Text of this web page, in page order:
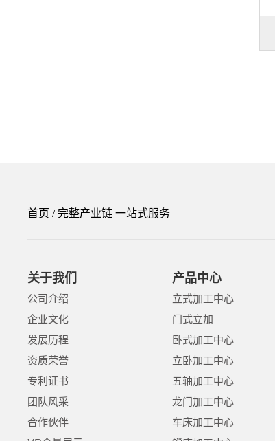
首页 / 完整产业链 一站式服务
关于我们
公司介绍
企业文化
发展历程
资质荣誉
专利证书
团队风采
合作伙伴
产品中心
立式加工中心
门式立加
卧式加工中心
立卧加工中心
五轴加工中心
龙门加工中心
车床加工中心